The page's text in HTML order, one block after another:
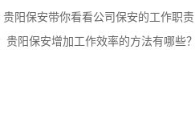
​贵阳保安带你看看公司保安的工作职责
贵阳保安增加工作效率的方法有哪些？